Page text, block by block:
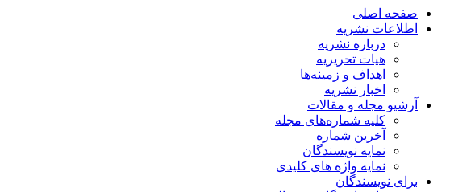
صفحه اصلی
اطلاعات نشریه
درباره نشریه
هیات تحریریه
اهداف و زمینه‌ها
اخبار نشریه
آرشیو مجله و مقالات
کلیه شماره‌های مجله
آخرین شماره
نمایه نویسندگان
نمایه واژه های کلیدی
برای نویسندگان